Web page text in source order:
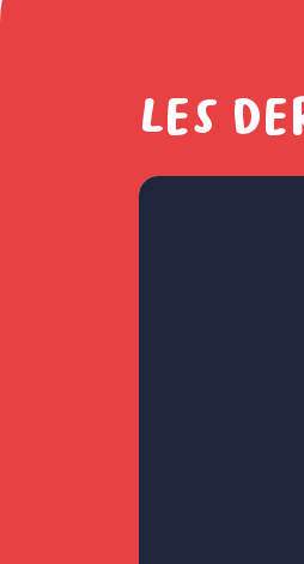
Les